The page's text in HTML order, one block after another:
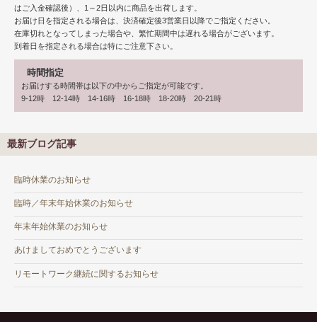
はご入金確認後）、1～2日以内に商品を出荷します。
お届け日を指定される場合は、決済確定後3営業日以降でご指定ください。
在庫切れとなってしまった場合や、繁忙期間中は遅れる場合がございます。
到着日を指定される場合は特にご注意下さい。
時間指定
お届けする時間帯は以下の中からご指定が可能です。
9-12時 12-14時 14-16時 16-18時 18-20時 20-21時
最新ブログ記事
臨時休業のお知らせ
臨時／年末年始休業のお知らせ
年末年始休業のお知らせ
あけましておめでとうございます
リモートワーク継続に関するお知らせ